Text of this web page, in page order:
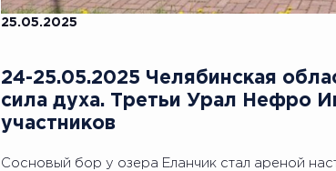
25.05.2025
24-25.05.2025 Челябинская
сила духа. Третьи Урал Нефро
участников
Сосновый бор у озера Еланчик стал ареной